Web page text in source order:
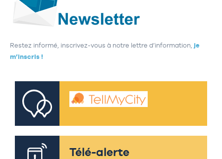
Restez informé, inscrivez-vous à notre lettre d’information, je
m’inscris !
Télé-alerte